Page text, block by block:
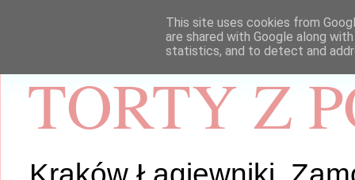
TORTY Z
This site uses cookies from
are shared with Google along
statistics, and to detect and